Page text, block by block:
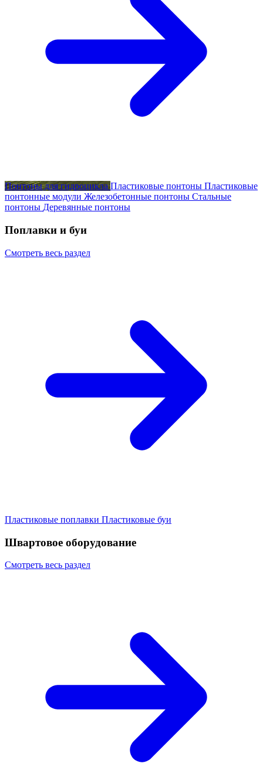
Понтоны для гидроцикла Пластиковые понтоны Пластиковые
понтонные модули Железобетонные понтоны Стальные
понтоны Деревянные понтоны
Поплавки и буи
Смотреть весь раздел
Пластиковые поплавки Пластиковые буи
Швартовое оборудование
Смотреть весь раздел